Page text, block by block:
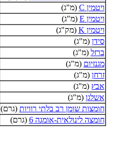
ויטמין C
(מ"ג)
ויטמין E
(מ"ג)
ויטמין K
(מק"ג)
סידן (מ"ג)
ברזל (מ"ג)
מגנזיום (מ"ג)
זרחן (מ"ג)
אבץ (מ"ג)
אשלגן (מ"ג)
חומצות שומן רב בלתי רוויות (גרם)
חומצה לינולאית-אומגה 6
(גרם)